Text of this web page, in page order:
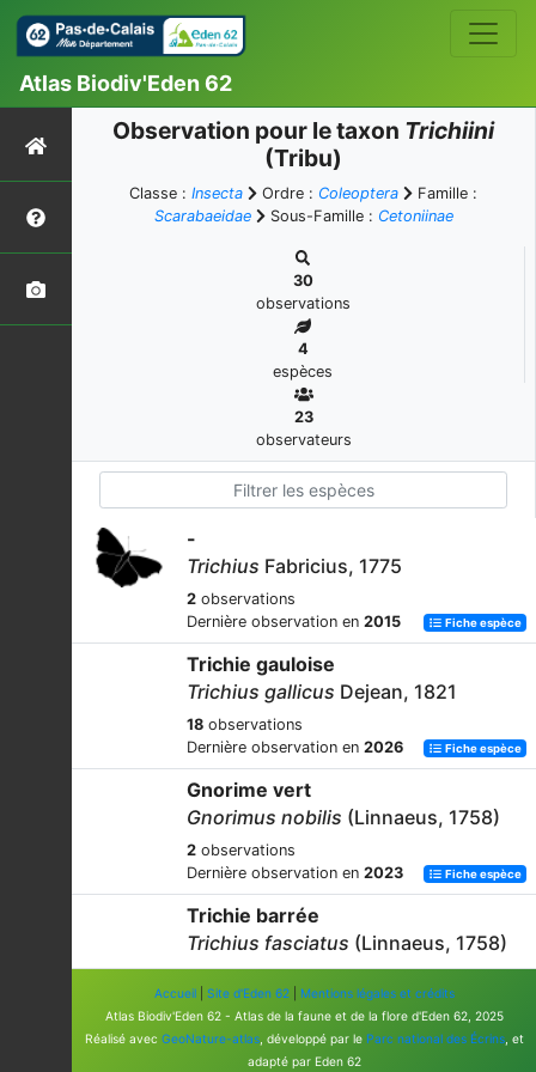
Atlas Biodiv'Eden 62
Observation pour le taxon Trichiini
(Tribu)
Classe : Insecta Ordre : Coleoptera
Famille :
Scarabaeidae
Sous-Famille : Cetoniinae
30
observations
4
espèces
23
observateurs
-
Trichius Fabricius, 1775
2 observations
Dernière observation en 2015 Fiche espèce
Trichie gauloise
Trichius gallicus Dejean, 1821
18 observations
Dernière observation en 2026 Fiche espèce
Gnorime vert
Gnorimus nobilis (Linnaeus, 1758)
2 observations
Dernière observation en 2023 Fiche espèce
Trichie barrée
Trichius fasciatus (Linnaeus, 1758)
Dernière observation en2023 Fiche espèce
Accueil| Site d'Eden 62|
Mentions légales et crédits
Atlas Biodiv'Eden 62 - Atlas de la faune et de la flore d'Eden 62, 2025
Réalisé avec GeoNature-atlas, développé par le Parc national des Écrins, et
adapté par Eden 62